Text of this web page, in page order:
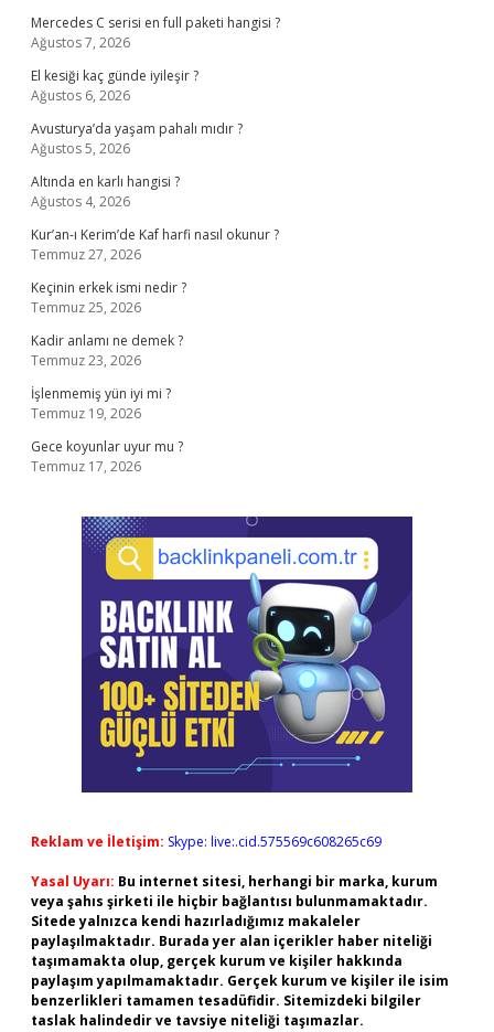
Mercedes C serisi en full paketi hangisi ?
Ağustos 7, 2026
El kesiği kaç günde iyileşir ?
Ağustos 6, 2026
Avusturya’da yaşam pahalı mıdır ?
Ağustos 5, 2026
Altında en karlı hangisi ?
Ağustos 4, 2026
Kur’an-ı Kerim’de Kaf harfi nasıl okunur ?
Temmuz 27, 2026
Keçinin erkek ismi nedir ?
Temmuz 25, 2026
Kadir anlamı ne demek ?
Temmuz 23, 2026
İşlenmemiş yün iyi mi ?
Temmuz 19, 2026
Gece koyunlar uyur mu ?
Temmuz 17, 2026
Reklam ve İletişim: Skype: live:.cid.575569c608265c69
Yasal Uyarı: Bu internet sitesi, herhangi bir marka, kurum
veya şahıs şirketi ile hiçbir bağlantısı bulunmamaktadır.
Sitede yalnızca kendi hazırladığımız makaleler
paylaşılmaktadır. Burada yer alan içerikler haber niteliği
taşımamakta olup, gerçek kurum ve kişiler hakkında
paylaşım yapılmamaktadır. Gerçek kurum ve kişiler ile isim
benzerlikleri tamamen tesadüfidir. Sitemizdeki bilgiler
taslak halindedir ve tavsiye niteliği taşımazlar.